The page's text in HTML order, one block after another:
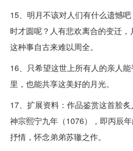
15、明月不该对人们有什么遗憾
时才圆呢？人有悲欢离合的变迁，
这种事自古来难以周全。
16、只希望这世上所有人的亲人
里，也能共享这美好的月光。
17、扩展资料：作品鉴赏这首脍
神宗熙宁九年（1076），即丙辰
抒情，怀念弟弟苏辙之作。